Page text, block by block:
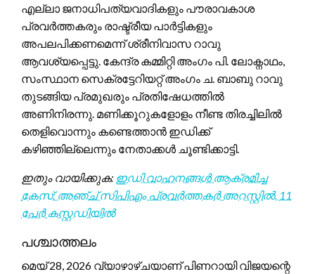
എല്ലാ ജനാധിപത്യവാദികളും പൗരാവകാശ
പ്രവർത്തകരും രാഷ്ട്രീയ പാർട്ടികളും
അപലപിക്കണമെന്ന് ശ്രീനിവാസ റാവു
ആവശ്യപ്പെട്ടു. കേന്ദ്ര കമ്മിറ്റി അംഗം പി. ലോക്നാഥം,
സംസ്ഥാന സെക്രട്ടേറിയറ്റ് അംഗം ച. ബാബു റാവു
തുടങ്ങിയ പ്രമുഖരും പ്രതിഷേധത്തിൽ
അണിനിരന്നു. മണിക്കൂറുകളോളം നീണ്ട തിരച്ചിലിൽ
തെളിവൊന്നും കണ്ടെത്താൻ ഇഡിക്ക്
കഴിഞ്ഞില്ലെന്നും നേതാക്കൾ ചൂണ്ടിക്കാട്ടി.
ഇതും വായിക്കുക: ഇഡി വാഹനങ്ങൾ ആക്രമിച്ച
കേസ്: അഞ്ച് സിപിഎം പ്രവർത്തകർ അറസ്റ്റിൽ, 11
പേർ കസ്റ്റഡിയിൽ
പശ്ചാത്തലം
മെയ് 28, 2026 വ്യാഴാഴ്ചയാണ് പിണറായി വിജയന്റെ